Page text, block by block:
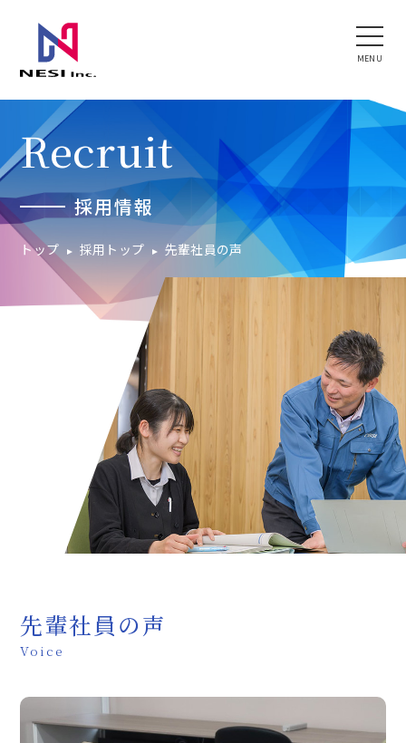
Recruit
採用情報
トップ 採用トップ 先輩社員の声
先輩社員の声
Voice